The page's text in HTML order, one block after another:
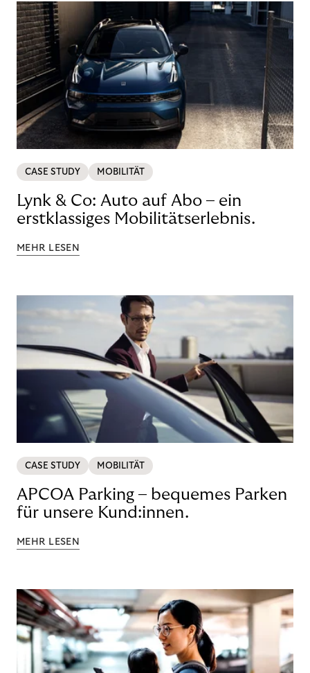
CASE STUDY MOBILITÄT
Lynk & Co: Auto auf Abo – ein
erstklassiges Mobilitätserlebnis.
MEHR LESEN
CASE STUDY MOBILITÄT
APCOA Parking – bequemes Parken
für unsere Kund:innen.
MEHR LESEN